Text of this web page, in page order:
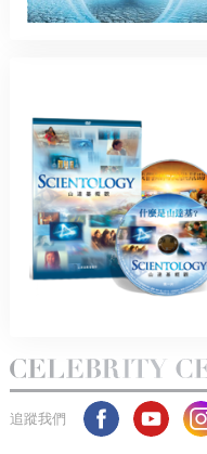
追蹤我們